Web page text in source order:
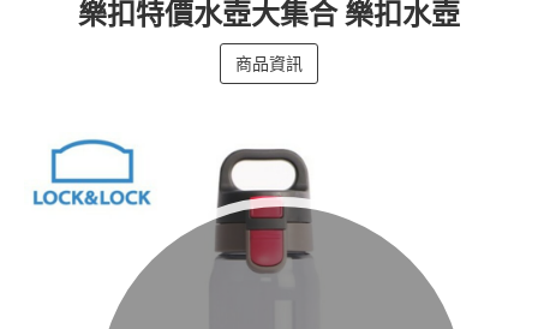
樂扣特價水壺大集合 樂扣水壺
商品資訊